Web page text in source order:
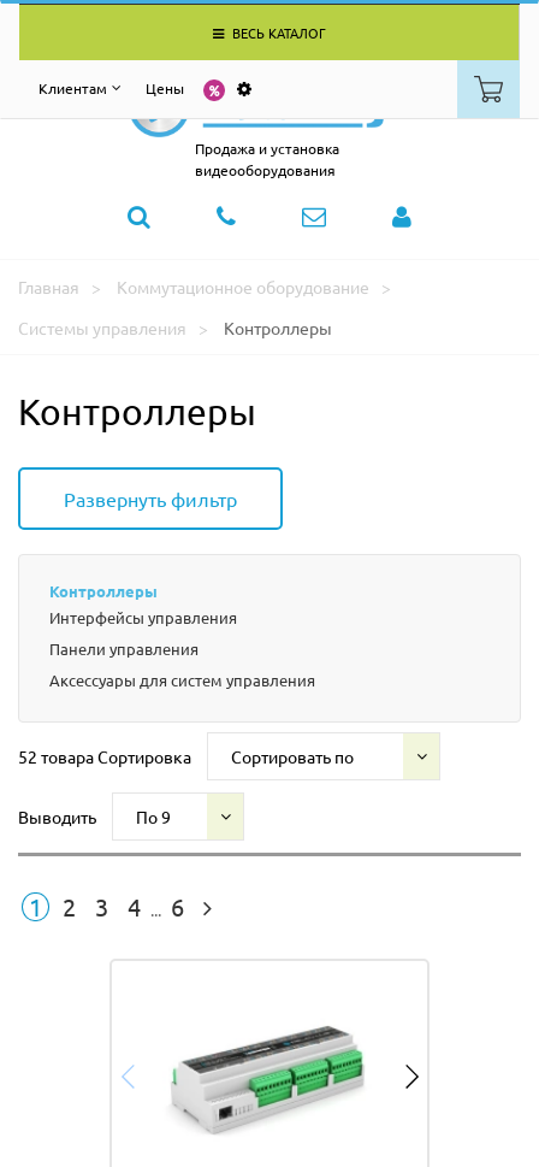
ВЕСЬ КАТАЛОГ
Клиентам Цены
Продажа и установка
видеооборудования
Главная
Коммутационное оборудование
Системы управления
Контроллеры
Контроллеры
Развернуть фильтр
Контроллеры
Интерфейсы управления
Панели управления
Аксессуары для систем управления
52 товараСортировка Сортировать по
Выводить По 9
1 2 3 4 ... 6